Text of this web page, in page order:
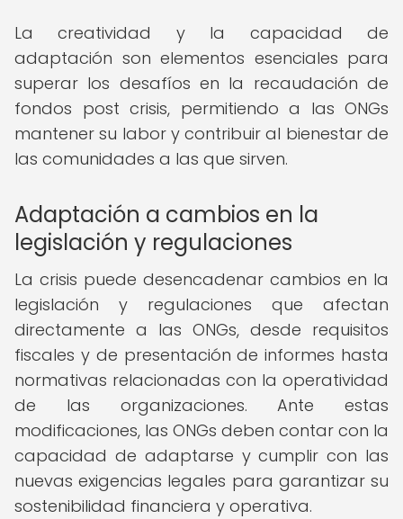
La creatividad y la capacidad de
adaptación son elementos esenciales para
superar los desafíos en la recaudación de
fondos post crisis, permitiendo a las ONGs
mantener su labor y contribuir al bienestar de
las comunidades a las que sirven.
Adaptación a cambios en la
legislación y regulaciones
La crisis puede desencadenar cambios en la
legislación y regulaciones que afectan
directamente a las ONGs, desde requisitos
fiscales y de presentación de informes hasta
normativas relacionadas con la operatividad
de las organizaciones. Ante estas
modificaciones, las ONGs deben contar con la
capacidad de adaptarse y cumplir con las
nuevas exigencias legales para garantizar su
sostenibilidad financiera y operativa.